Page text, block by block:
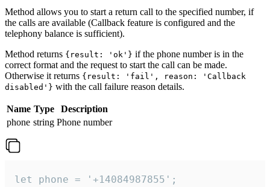
Method allows you to start a return call to the specified number, if
the calls are available (Callback feature is configured and the
telephony balance is sufficient).
Method returns {result: 'ok'} if the phone number is in the
correct format and the request to start the call can be made.
Otherwise it returns {result: 'fail', reason: 'Callback
disabled'} with the call failure reason details.
Name Type
Description
phone string Phone number
let phone = '+14084987855';